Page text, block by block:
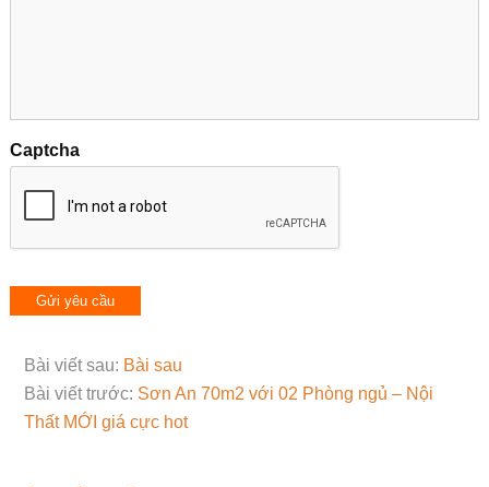
Captcha
Bài viết sau: Bài sau
Bài viết trước: Sơn An 70m2 với 02 Phòng ngủ – Nội
Thất MỚI giá cực hot